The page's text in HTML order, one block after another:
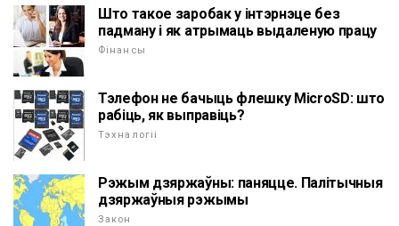
Што такое заробак у інтэрнэце без
падману і як атрымаць выдаленую працу
Фінансы
Тэлефон не бачыць флешку MicroSD: што
рабіць, як выправіць?
Тэхналогіі
Рэжым дзяржаўны: паняцце. Палітычныя
дзяржаўныя рэжымы
Закон